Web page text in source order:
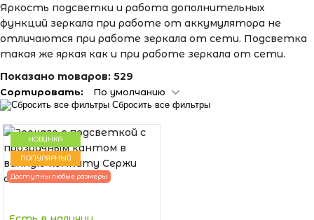
Яркость подсветки и работа дополнительных
функций зеркала при работе от аккумулятора не
отличаются при работе зеркала от сети. Подсветка
такая же яркая как и при работе зеркала от сети.
Показано товаров: 529
Сортировать: По умолчанию
Сбросить все фильтры
НОВИНКА
ПОПУЛЯРНЫЙ
Доступны любые размеры